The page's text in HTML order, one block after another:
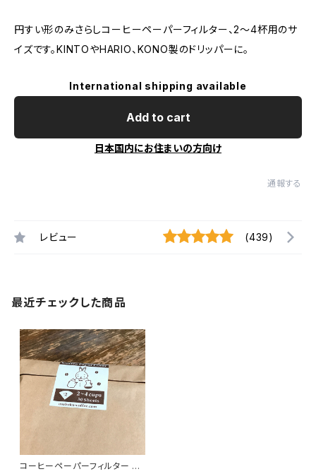
円すい形のみさらしコーヒーペーパーフィルター、2〜4杯用のサ
イズです。KINTOやHARIO、KONO製のドリッパーに。
International shipping available
Add to cart
日本国内にお住まいの方向け
通報する
レビュー (439)
最近チェックした商品
コーヒーペーパーフィルター 円